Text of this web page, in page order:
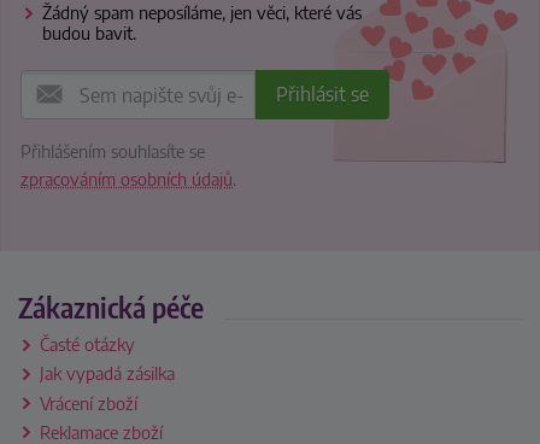
Žádný spam neposíláme, jen věci, které vás
budou bavit.
Přihlášením souhlasíte se
zpracováním osobních údajů.
Zákaznická péče
Časté otázky
Jak vypadá zásilka
Vrácení zboží
Reklamace zboží